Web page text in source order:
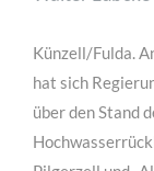
Künzell/Fulda.
hat sich
über den Stand